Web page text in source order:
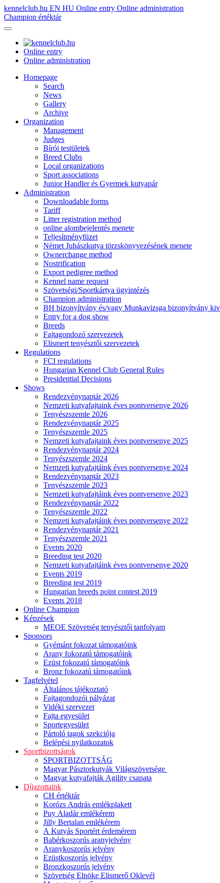
kennelclub.hu EN HU Online entry Online administration
Champion értéktár
Online entry
Online administration
Homepage
Search
News
Gallery
Archive
Organization
Management
Judges
Bírói testületek
Breed Clubs
Local organizations
Sport associations
Junior Handler és Gyermek kutyapár
Administration
Downloadable forms
Tariff
Litter registration method
online alombejelentés menete
Teljesítményfüzet
Német Juhászkutya törzskönyvezésének menete
Ownerchange method
Nostrification
Export pedigree method
Kennel name request
Szövetségi/Sportkártya ügyintézés
Champion administration
BH bizonyítvány és/vagy Munkavizsga bizonyítvány
Entry for a dog show
Breeds
Fajtagondozó szervezetek
Elismert tenyésztői szervezetek
Regulations
FCI regulations
Hungarian Kennel Club General Rules
Presidential Decisions
Shows
Rendezvénynaptár 2026
Nemzeti kutyafajtaink éves pontversenye 2026
Tenyészszemle 2026
Rendezvénynaptár 2025
Tenyészszemle 2025
Nemzeti kutyafajtaink éves pontversenye 2025
Rendezvénynaptár 2024
Tenyészszemle 2024
Nemzeti kutyafajtáink éves pontversenye 2024
Rendezvénynaptár 2023
Tenyészszemle 2023
Nemzeti kutyafajtáink éves pontversenye 2023
Rendezvénynaptár 2022
Tenyészszemle 2022
Nemzeti kutyafajtáink éves pontversenye 2022
Rendezvénynaptár 2021
Tenyészszemle 2021
Events 2020
Breeding test 2020
Nemzeti kutyafajtáink éves pontversenye 2020
Events 2019
Breeding test 2019
Hungarian breeds point contest 2019
Events 2018
Online Champion
Képzések
MEOE Szövetség tenyésztői tanfolyam
Sponsors
Gyémánt fokozat támogatóink
Arany fokozatú támogatóink
Ezüst fokozatú támogatóink
Bronz fokozatú támogatóink
Tagfelvétel
Általános tájékoztató
Fajtagondozói pályázat
Vidéki szervezet
Fajta egyesület
Sportegyesület
Pártoló tagok szekciója
Belépési nyilatkozatok
Sportbizottságok
SPORTBIZOTTSÁG
Magyar Pásztorkutyák Világszövetsége
Magyar kutyafajták Agility csapata
Díjazottaink
CH értéktár
Korózs András emlékplakett
Puy Aladár emlékérem
Jilly Bertalan emlékérem
A Kutyás Sportért érdemérem
Babérkoszorús aranyjelvény
Aranykoszorús jelvény
Ezüstkoszorús jelvény
Bronzkoszorús jelvény
Szövetség Elnöke Elismerő Oklevél